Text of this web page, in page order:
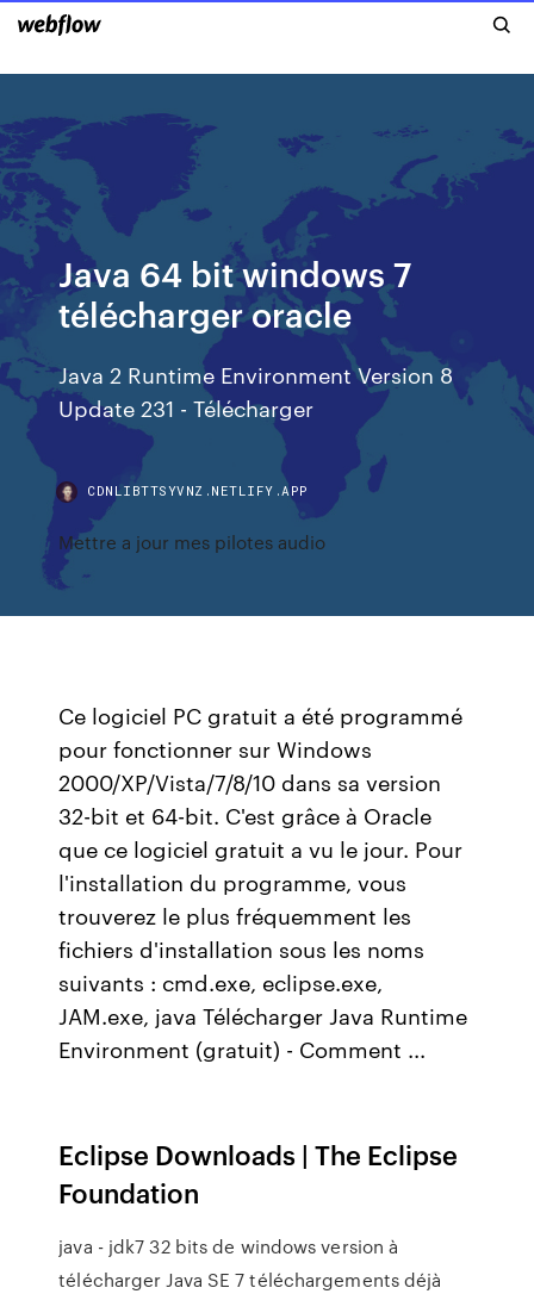
Java 64 bit windows 7
télécharger oracle
Java 2 Runtime Environment Version 8
Update 231 - Télécharger
CDNLIBTTSYVNZ.NETLIFY.APP
Mettre a jour mes pilotes audio
Ce logiciel PC gratuit a été programmé
pour fonctionner sur Windows
2000/XP/Vista/7/8/10 dans sa version
32-bit et 64-bit. C'est grâce à Oracle
que ce logiciel gratuit a vu le jour. Pour
l'installation du programme, vous
trouverez le plus fréquemment les
fichiers d'installation sous les noms
suivants : cmd.exe, eclipse.exe,
JAM.exe, java Télécharger Java Runtime
Environment (gratuit) - Comment ...
Eclipse Downloads | The Eclipse
Foundation
java - jdk7 32 bits de windows version à
télécharger Java SE 7 téléchargements déjà